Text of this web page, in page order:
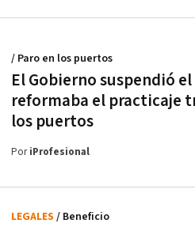
El Gobierno suspendió
reformaba el practicaje
los puertos
/ Paro en los puertos
PoriProfesional
LEGALES / Beneficio